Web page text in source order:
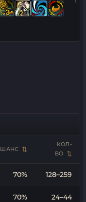
ШАНС
КОЛ-
ВО
70% 128–259
70% 24–44